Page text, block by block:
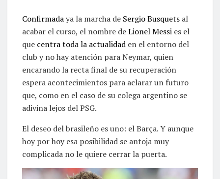
Confirmadaya la marcha de Sergio Busquets al
acabar el curso, el nombre deLionel Messi es el
que centra toda la actualidad en el entorno del
club y no hay atención para Neymar, quien
encarando la recta final de su recuperación
espera acontecimientos para aclarar un futuro
que, como en el caso de su colega argentino se
adivina lejos del PSG.
El deseo del brasileño es uno: el Barça. Y aunque
hoy por hoy esa posibilidad se antoja muy
complicada no le quiere cerrar la puerta.